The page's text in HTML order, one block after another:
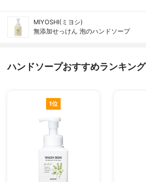
MIYOSHI(ミヨシ)
無添加せっけん 泡のハンドソープ
ハンドソープおすすめランキング
1位